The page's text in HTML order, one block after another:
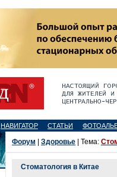
НАВИГАТОР СТАТЬИ
Форум Здоровье | Тема:
Стоматология в Китае